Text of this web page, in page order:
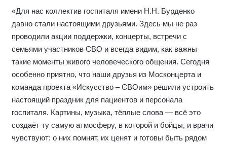
«Для нас коллектив госпиталя имени Н.Н. Бурденко
давно стали настоящими друзьями. Здесь мы не раз
проводили акции поддержки, концерты, встречи с
семьями участников СВО и всегда видим, как важны
такие моменты живого человеческого общения. Сегодня
особенно приятно, что наши друзья из Москонцерта и
команда проекта «Искусство – СВОим» решили устроить
настоящий праздник для пациентов и персонала
госпиталя. Картины, музыка, тёплые слова — всё это
создаёт ту самую атмосферу, в которой и бойцы, и врачи
чувствуют: о них помнят, их ценят и готовы быть рядом